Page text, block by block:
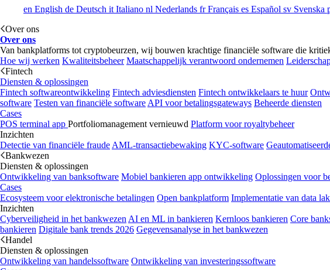
en English de Deutsch it Italiano nl Nederlands frFrançais es Español sv Svenska
Over ons
Over ons
Van bankplatforms tot cryptobeurzen, wij bouwen krachtige financiële software die
Hoe wij werken Kwaliteitsbeheer Maatschappelijk verantwoord ondernemen
Fintech
Diensten & oplossingen
Fintech softwareontwikkeling Fintech adviesdiensten Fintech ontwikkelaars te huur
software Testen van financiële software API voor betalingsgateways Beheerde diensten
Cases
POS terminal app Portfoliomanagement vernieuwd Platform voor royaltybeheer
Inzichten
Detectie van financiële fraude AML-transactiebewaking KYC-software
Bankwezen
Diensten & oplossingen
Ontwikkeling van banksoftware Mobiel bankieren app ontwikkeling Oplossingen voor
Cases
Ecosysteem voor elektronische betalingen Open bankplatform Implementatie van data
Inzichten
Cyberveiligheid in het bankwezen AI en ML in bankieren Kernloos bankieren Core
bankieren Digitale bank trends 2026 Gegevensanalyse in het bankwezen
Handel
Diensten & oplossingen
Ontwikkeling van handelssoftware Ontwikkeling van investeringssoftware